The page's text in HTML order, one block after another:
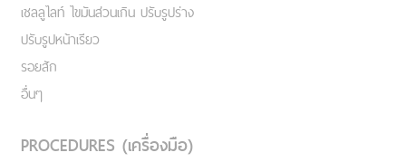
เชลลูไลท์ ไขมันส่วนเกิน ปรับรูปร่าง
ปรับรูปหน้าเรียว
รอยสัก
อื่นๆ
PROCEDURES (เครื่องมือ)